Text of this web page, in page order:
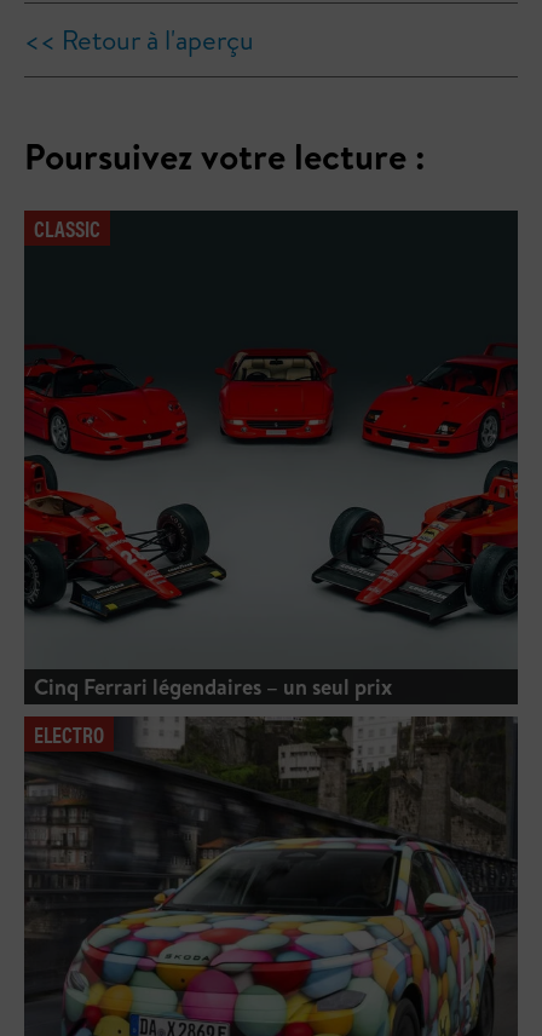
<< Retour à l'aperçu
Poursuivez votre lecture :
CLASSIC
Cinq Ferrari légendaires – un seul prix
ELECTRO